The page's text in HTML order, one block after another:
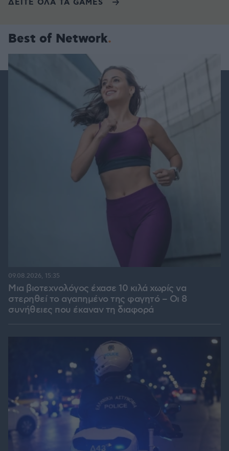
ΔΕΙΤΕ ΟΛΑ ΤΑ GAMES
Best of Network
Μια βιοτεχνολόγος έχασε 10 κιλά χωρίς να
στερηθεί το αγαπημένο της φαγητό – Οι 8
συνήθειες που έκαναν τη διαφορά
09.08.2026, 15:35